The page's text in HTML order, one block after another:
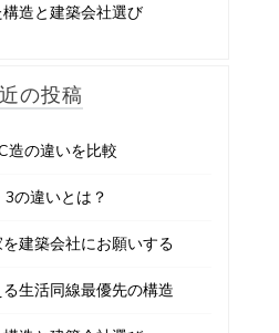
造と建築会社選び
の投稿
造の違いを比較
の違いとは？
建築会社にお願いする
生活同線最優先の構造